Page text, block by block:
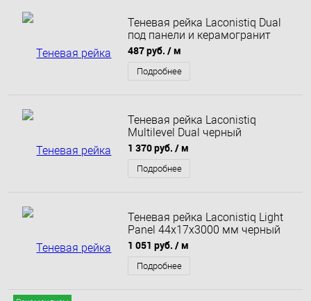
Теневая рейка Laconistiq Dual
под панели и керамогранит
черная 8,6х12х3000 мм муар
487 руб. / м
Подробнее
Теневая рейка Laconistiq
Multilevel Dual черный
анодированный 46,7x31x3000
1 370 руб. / м
Подробнее
Теневая рейка Laconistiq Light
Panel 44x17x3000 мм черный
анодированный
1 051 руб. / м
Подробнее